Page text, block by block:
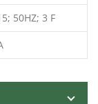
50HZ; 3 F